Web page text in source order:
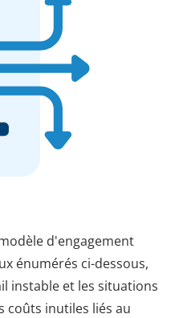
d'engagement
énumérés ci-dessous,
instable et les situations
coûts inutiles liés au